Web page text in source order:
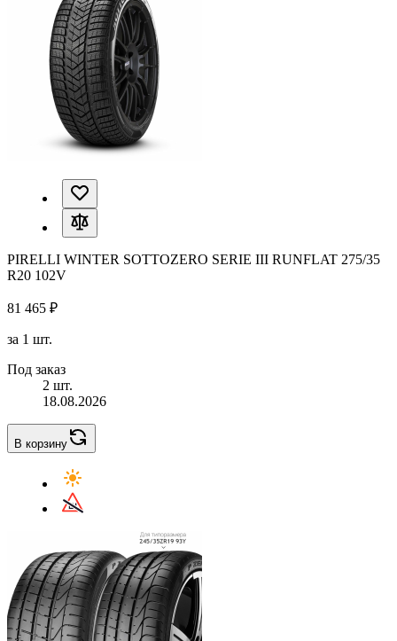
PIRELLI WINTER SOTTOZERO SERIE III RUNFLAT 275/35
R20 102V
81 465 ₽
за 1 шт.
Под заказ
2 шт.
18.08.2026
В корзину